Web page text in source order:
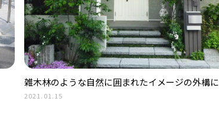
雑木林のような自然に囲まれたイメージの外構に
2021.01.15